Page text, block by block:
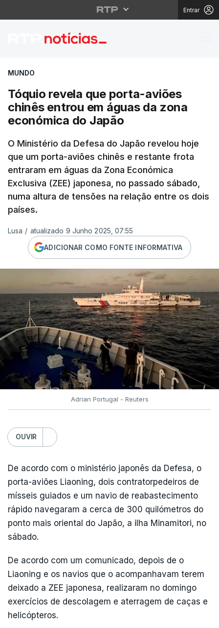
Entrar
Tóquio revela que
MUNDO
Tóquio revela que porta-aviões
chinês entrou em águas da zona
económica do Japão
O Ministério da Defesa do Japão revelou hoje
que um porta-aviões chinês e restante frota
entraram em águas da Zona Económica
Exclusiva (ZEE) japonesa, no passado sábado,
numa altura de tensões na relação entre os dois
países.
Lusa / atualizado 9 Junho 2025, 07:55
ADICIONAR COMO FONTE INFORMATIVA
Adrian Portugal - Reuters
OUVIR
De acordo com o ministério japonês da Defesa, o
porta-aviões Liaoning, dois contratorpedeiros de
mísseis guiados e um navio de reabastecimento
rápido navegaram a cerca de 300 quilómetros do
ponto mais oriental do Japão, a ilha Minamitori, no
sábado.
De acordo com um comunicado, depois de o
Liaoning e os navios que o acompanhavam terem
deixado a ZEE japonesa, realizaram no domingo
exercícios de descolagem e aterragem de caças e
helicópteros.